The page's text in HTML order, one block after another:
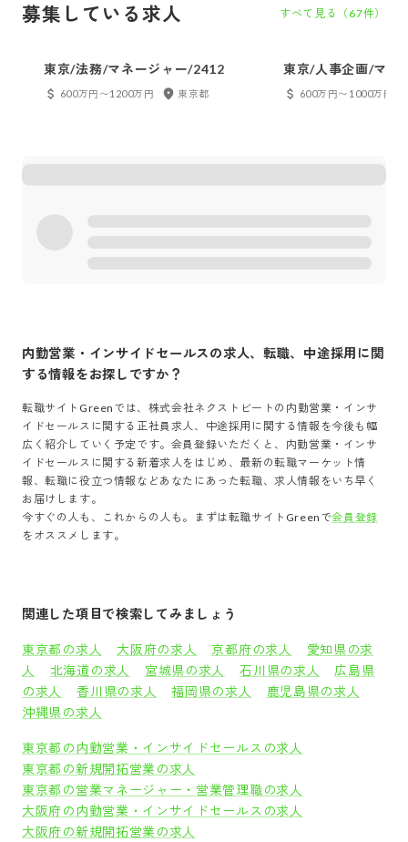
募集している求人 すべて見る（ 67件）
東京/法務/マネージャー/2412
600万円〜1200万円 東京都
東京/人事企画/マネ
ー/2210
600万円〜1000万円
内勤営業・インサイドセールスの求人、転職、中途採用に関
する情報をお探しですか？
転職サイトGreenでは、 株式会社ネクストビート の 内勤営業・インサ
イドセールス に関する正社員求人、中途採用に関する情報を今後も幅
広く紹介していく予定です。会員登録いただくと、 内勤営業・インサ
イドセールス に関する新着求人をはじめ、最新の転職マーケット情
報、転職に役立つ情報などあなたにあった転職、求人情報をいち早く
お届けします。
今すぐの人も、これからの人も。まずは転職サイトGreenで会員登録
をオススメします。
関連した項目で検索してみましょう
東京都の求人 大阪府の求人 京都府の求人
愛知県の求
人
北海道の求人 宮城県の求人 石川県の求人
広島県
の求人
香川県の求人 福岡県の求人
鹿児島県の求人
沖縄県の求人
東京都の内勤営業・インサイドセールスの求人
東京都の新規開拓営業の求人
東京都の営業マネージャー・営業管理職の求人
大阪府の内勤営業・インサイドセールスの求人
大阪府の新規開拓営業の求人